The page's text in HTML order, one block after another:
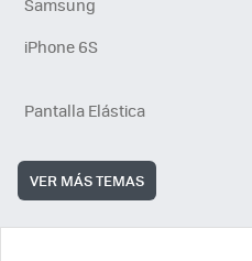
Samsung
iPhone 6S
Pantalla Elástica
VER MÁS TEMAS